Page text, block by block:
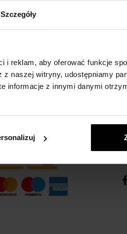
Szczegóły
reklam, aby oferować funkcje
naszej witryny, udostępniamy
informacje z innymi danymi
PŁATNOŚCI